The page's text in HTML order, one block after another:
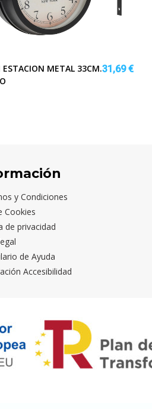
ESTACION METAL 33CM.31,69 €
y Condiciones
Cookies
de privacidad
de Ayuda
Accesibilidad